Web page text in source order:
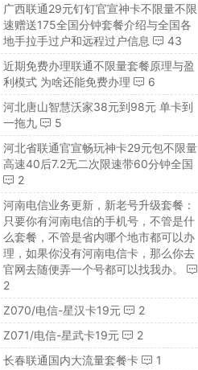
广西联通29元钉钉官宣神卡不限量不限
速赠送175全国分钟套餐介绍与全国各
地手拉手过户和远程过户信息
43
近期免费办理联通不限量套餐原理与盈
利模式 为啥还能免费办理
6
河北唐山智慧沃家38元到98元 单卡到
一拖九
5
河北省联通官宣畅玩神卡29元包不限量
高速40后7.2无二次限速带60分钟全国
2
河南电信业务更新，新老号升级套餐：
只要你有河南电信的手机号，不管是什
么套餐，不管是省内哪个地市都可以办
理，如果你没有河南电信卡，那么你去
官网去随便弄一个号都可以找我办。
2
Z070/电信-星汉卡19元
2
Z071/电信-星武卡19元
2
长春联通国内大流量套餐卡
1